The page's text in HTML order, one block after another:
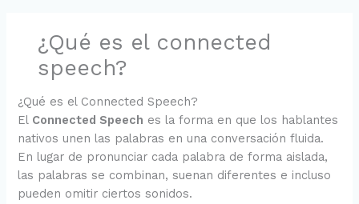
¿Qué es el connected
speech?
¿Qué es el Connected Speech?
El Connected Speech es la forma en que los hablantes
nativos unen las palabras en una conversación fluida.
En lugar de pronunciar cada palabra de forma aislada,
las palabras se combinan, suenan diferentes e incluso
pueden omitir ciertos sonidos.